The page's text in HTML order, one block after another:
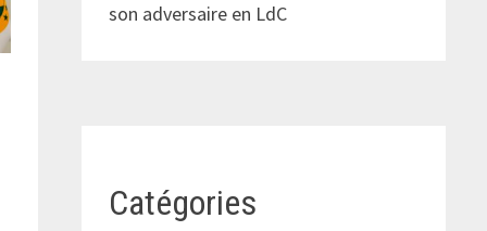
son adversaire en LdC
Catégories